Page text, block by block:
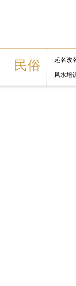
民俗 起名改
风水培